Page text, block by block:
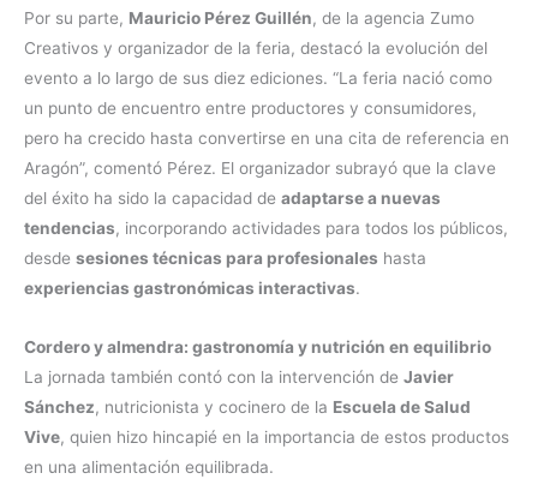
Por su parte, Mauricio Pérez Guillén, de la agencia Zumo
Creativos y organizador de la feria, destacó la evolución del
evento a lo largo de sus diez ediciones. “La feria nació como
un punto de encuentro entre productores y consumidores,
pero ha crecido hasta convertirse en una cita de referencia en
Aragón”, comentó Pérez. El organizador subrayó que la clave
del éxito ha sido la capacidad de adaptarse a nuevas
tendencias, incorporando actividades para todos los públicos,
desde sesiones técnicas para profesionales hasta
experiencias gastronómicas interactivas.
Cordero y almendra: gastronomía y nutrición en equilibrio
La jornada también contó con la intervención de Javier
Sánchez, nutricionista y cocinero de la Escuela de Salud
Vive, quien hizo hincapié en la importancia de estos productos
en una alimentación equilibrada.